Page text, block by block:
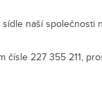
naší společnosti
227 355 211,